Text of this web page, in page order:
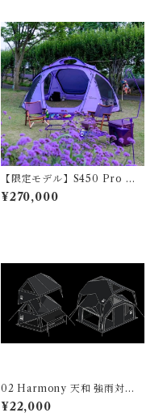
【限定モデル】S450 Pro パ
ープル｜Purple YUNAN Po
le Fully Enclosed Zippered
¥270,000
02 Harmony 天和 強雨対応
フライシート(Heavy Rain Pr
otection Flysheet)
¥22,000